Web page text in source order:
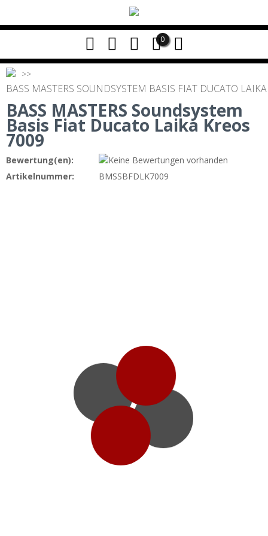
0
BASS MASTERS SOUNDSYSTEM BASIS FIAT DUCATO
BASS MASTERS Soundsystem
Basis Fiat Ducato Laika Kreos
7009
Bewertung(en):
Artikelnummer:
BMSSBFDLK7009